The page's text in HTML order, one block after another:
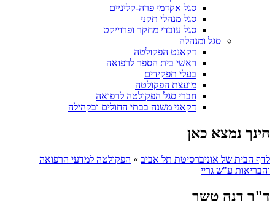
סגל אקדמי פרה-קליניים
סגל מנהלי תקני
סגל עובדי מחקר ופרוייקט
סגל ומנהלה
דקאנט הפקולטה
ראשי בית הספר לרפואה
בעלי תפקידים
מועצת הפקולטה
חברי סגל הפקולטה לרפואה
דקאני משנה בבתי החולים ובקהילה
הינך נמצא כאן
לדף הבית של אוניברסיטת תל אביב » הפקולטה למדעי הרפואה
והבריאות ע"ש גריי
ד"ר דנה טשר